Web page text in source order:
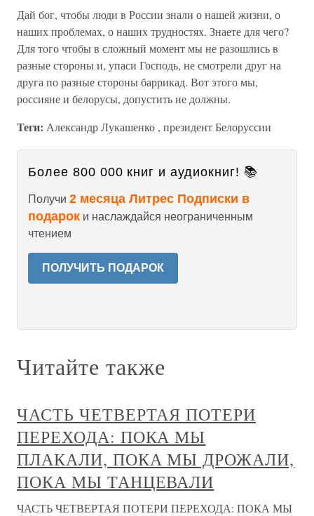
Дай бог, чтобы люди в России знали о нашей жизни, о
наших проблемах, о наших трудностях. Знаете для чего?
Для того чтобы в сложный момент мы не разошлись в
разные стороны и, упаси Господь, не смотрели друг на
друга по разные стороны баррикад. Вот этого мы,
россияне и белорусы, допустить не должны.
Теги: Александр Лукашенко , президент Белоруссии
Более 800 000 книг и аудиокниг! 📚
Получи 2 месяца Литрес Подписки в
подарок и наслаждайся неограниченным
чтением
ПОЛУЧИТЬ ПОДАРОК
Читайте также
ЧАСТЬ ЧЕТВЕРТАЯ ПОТЕРИ
ПЕРЕХОДА: ПОКА МЫ
ПЛАКАЛИ, ПОКА МЫ ДРОЖАЛИ,
ПОКА МЫ ТАНЦЕВАЛИ
ЧАСТЬ ЧЕТВЕРТАЯ ПОТЕРИ ПЕРЕХОДА: ПОКА МЫ